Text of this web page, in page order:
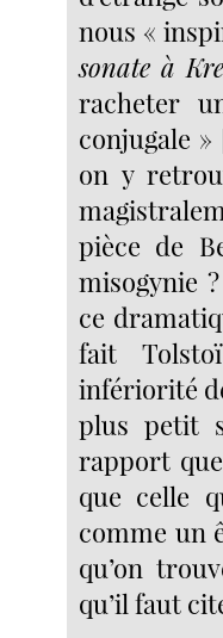
nous «
sonate à
racheter
conjugale »
on y
pièce de
misogynie
ce
fait
infériorité
plus petit
rapport
que celle
comme un
qu’on
qu’il faut